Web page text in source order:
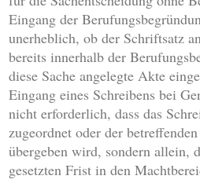
Eingang der
unerheblich, ob der Schriftsatz
bereits innerhalb der
diese Sache angelegte Akte
Eingang eines Schreibens bei
nicht erforderlich, dass das
zugeordnet oder der
übergeben wird, sondern allein,
gesetzten Frist in den